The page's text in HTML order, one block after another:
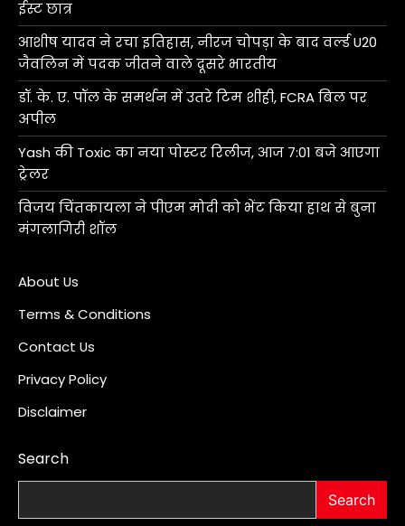
ईस्ट छात्र
आशीष यादव ने रचा इतिहास, नीरज चोपड़ा के बाद वर्ल्ड U20
जैवलिन में पदक जीतने वाले दूसरे भारतीय
डॉ. के. ए. पॉल के समर्थन में उतरे टिम शीही, FCRA बिल पर
अपील
Yash की Toxic का नया पोस्टर रिलीज, आज 7:01 बजे आएगा
ट्रेलर
विजय चिंतकायला ने पीएम मोदी को भेंट किया हाथ से बुना
मंगलागिरी शॉल
About Us
Terms & Conditions
Contact Us
Privacy Policy
Disclaimer
Search
Search